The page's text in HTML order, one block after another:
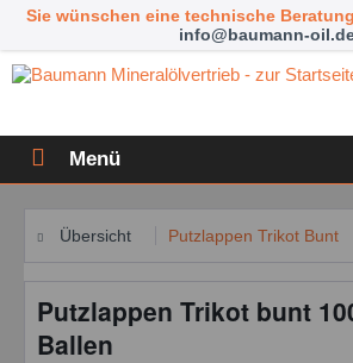
Sie wünschen eine technische
info@baumann-
Menü
Übersicht Putzlappen Trikot Bunt
Putzlappen Trikot bunt
Ballen